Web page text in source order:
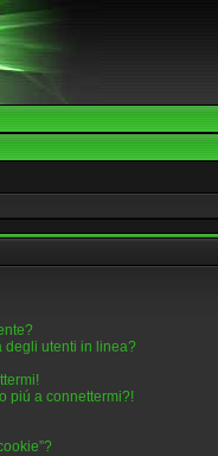
degli utenti in linea?
piú a connettermi?!